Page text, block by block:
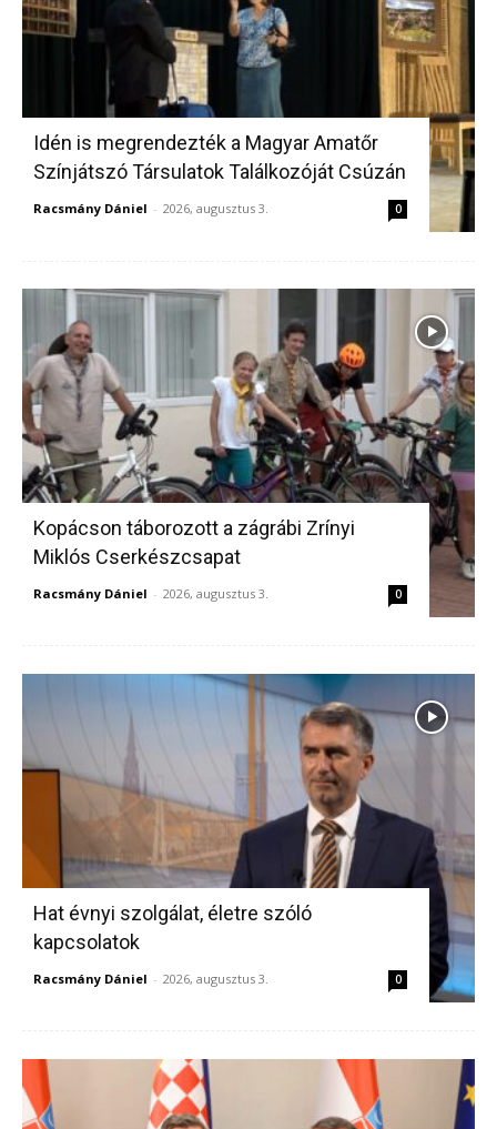
Idén is megrendezték a Magyar Amatőr
Színjátszó Társulatok Találkozóját Csúzán
Racsmány Dániel - 2026, augusztus 3. 0
Kopácson táborozott a zágrábi Zrínyi
Miklós Cserkészcsapat
Racsmány Dániel - 2026, augusztus 3. 0
Hat évnyi szolgálat, életre szóló
kapcsolatok
Racsmány Dániel - 2026, augusztus 3. 0